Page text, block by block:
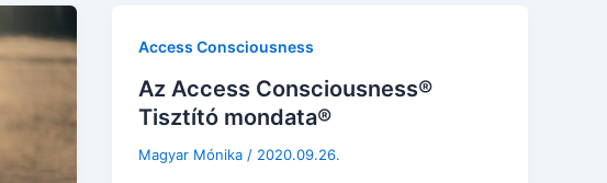
Access Consciousness
Az Access Consciousness®
Tisztító mondata®
Magyar Mónika / 2020.09.26.